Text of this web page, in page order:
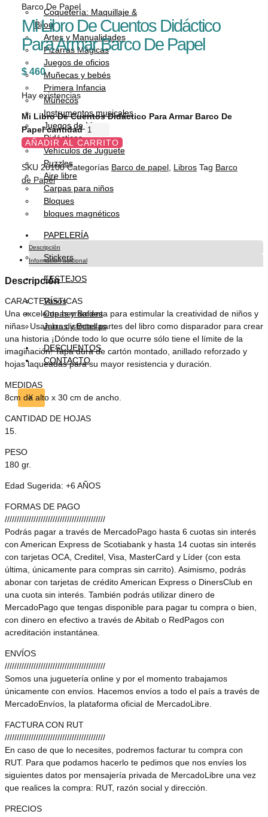
Coquetería: Maquillaje &
Bijou
Artes y Manualidades
Pizarras Mágicas
Juegos de oficios
Muñecas y bebés
Primera Infancia
Muñecos
Instrumentos musicales
Juegos de Mesa
Didácticos
Vehículos de Juguete
Puzzles
Aire libre
Carpas para niños
Bloques
bloques magnéticos
PAPELERÍA
Stickers
FESTEJOS
Vasos
Copas y Baldes
Jarras y Botellas
DESCUENTOS
CONTACTO
X
Barco De Papel
Mi Libro De Cuentos Didáctico
Para Armar Barco De Papel
$460
Hay existencias
Mi Libro De Cuentos Didáctico Para Armar Barco De
Papel cantidad
AÑADIR AL CARRITO
SKU 20100Categorías Barco de papel, Libros Tag Barco
de Papel
Descripción
Información adicional
Descripción
CARACTERÍSTICAS
Una excelente herramienta para estimular la creatividad de niños y
niñas. Usan las distintas partes del libro como disparador para crear
una historia ¡Dónde todo lo que ocurre sólo tiene el límite de la
imaginación! Tapa dura de cartón montado, anillado reforzado y
hojas laqueadas para su mayor resistencia y duración.
MEDIDAS
8cm de alto x 30 cm de ancho.
CANTIDAD DE HOJAS
15.
PESO
180 gr.
Edad Sugerida: +6 AÑOS
FORMAS DE PAGO
//////////////////////////////////////////
Podrás pagar a través de MercadoPago hasta 6 cuotas sin interés
con American Express de Scotiabank y hasta 14 cuotas sin interés
con tarjetas OCA, Creditel, Visa, MasterCard y Líder (con esta
última, únicamente para compras sin carrito). Asimismo, podrás
abonar con tarjetas de crédito American Express o DinersClub en
una cuota sin interés. También podrás utilizar dinero de
MercadoPago que tengas disponible para pagar tu compra o bien,
con dinero en efectivo a través de Abitab o RedPagos con
acreditación instantánea.
ENVÍOS
//////////////////////////////////////////
Somos una juguetería online y por el momento trabajamos
únicamente con envíos. Hacemos envíos a todo el país a través de
MercadoEnvíos, la plataforma oficial de MercadoLibre.
FACTURA CON RUT
//////////////////////////////////////////
En caso de que lo necesites, podremos facturar tu compra con
RUT. Para que podamos hacerlo te pedimos que nos envíes los
siguientes datos por mensajería privada de MercadoLibre una vez
que realices la compra: RUT, razón social y dirección.
PRECIOS